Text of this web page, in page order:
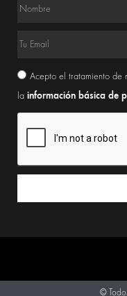
Acepto el tratamiento de
la información básica de
©